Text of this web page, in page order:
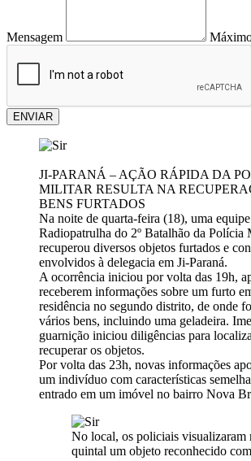
Mensagem
ENVIAR
JI-PARANÁ – AÇÃO RÁPIDA DA
MILITAR RESULTA NA
BENS FURTADOS
Na noite de quarta-feira (18), uma
Radiopatrulha do 2º Batalhão da Polícia
recuperou diversos objetos furtados e
envolvidos à delegacia em Ji-Paraná.
A ocorrência iniciou por volta das 19h,
receberem informações sobre um furto
residência no segundo distrito, de onde
vários bens, incluindo uma geladeira.
guarnição iniciou diligências para
recuperar os objetos.
Por volta das 23h, novas informações
um indivíduo com características
entrado em um imóvel no bairro Nova
No local, os policiais visualizaram
quintal um objeto reconhecido